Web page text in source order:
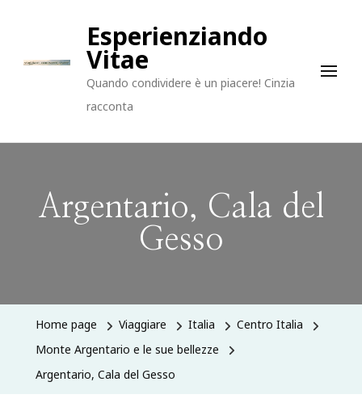
Esperienziando
Vitae
Quando condividere è un piacere! Cinzia
racconta
Argentario, Cala del
Gesso
Home page Viaggiare Italia
Centro Italia
Monte Argentario e le sue bellezze
Argentario, Cala del Gesso